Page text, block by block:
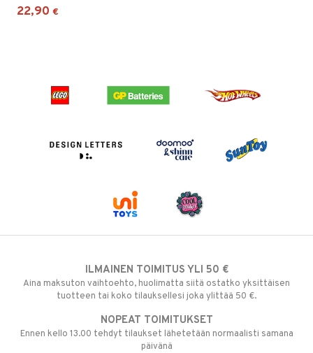
22,90 €
ILMAINEN TOIMITUS YLI 50 €
Aina maksuton vaihtoehto, huolimatta siitä ostatko yksittäisen
tuotteen tai koko tilauksellesi joka ylittää 50 €.
NOPEAT TOIMITUKSET
Ennen kello 13.00 tehdyt tilaukset lähetetään normaalisti samana
päivänä